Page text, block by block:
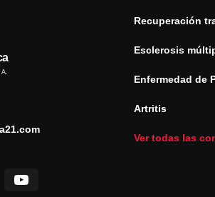
Recuperación
Esclerosis
Enfermedad de
Artritis
Ver todas las